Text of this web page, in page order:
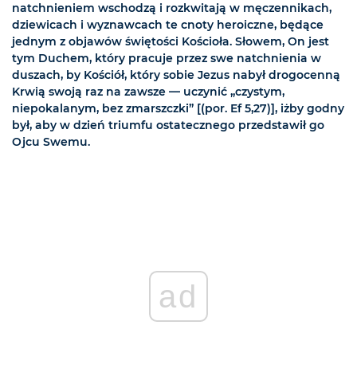
natchnieniem wschodzą i rozkwitają w męczennikach,
dziewicach i wyznawcach te cnoty heroiczne, będące
jednym z objawów świętości Kościoła. Słowem, On jest
tym Duchem, który pracuje przez swe natchnienia w
duszach, by Kościół, który sobie Jezus nabył drogocenną
Krwią swoją raz na zawsze — uczynić „czystym,
niepokalanym, bez zmarszczki” [(por. Ef 5,27)], iżby godny
był, aby w dzień triumfu ostatecznego przedstawił go
Ojcu Swemu.
ad